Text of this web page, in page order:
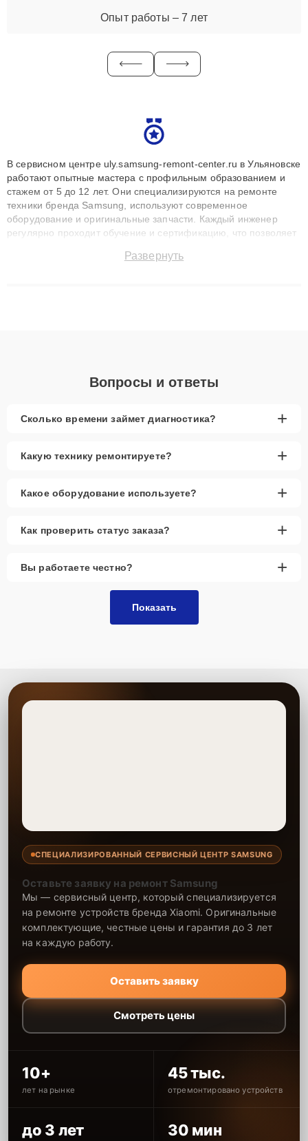
Опыт работы – 7 лет
В сервисном центре uly.samsung-remont-center.ru в Ульяновске
работают опытные мастера с профильным образованием и
стажем от 5 до 12 лет. Они специализируются на ремонте
техники бренда Samsung, используют современное
оборудование и оригинальные запчасти. Каждый инженер
регулярно проходит обучение и сертификацию, что позволяет
технику с сохранением гарантии до 3 лет. Наши мастера
Развернуть
Вопросы и ответы
Сколько времени займет диагностика? +
Какую технику ремонтируете? +
Какое оборудование используете? +
Как проверить статус заказа? +
Вы работаете честно? +
Показать
СПЕЦИАЛИЗИРОВАННЫЙ СЕРВИСНЫЙ ЦЕНТР SAMSUNG
Оставьте заявку на ремонт Samsung
Мы — сервисный центр, который специализируется
на ремонте устройств бренда Xiaomi. Оригинальные
комплектующие, честные цены и гарантия до 3 лет
на каждую работу.
Оставить заявку
Смотреть цены
10+
лет на рынке
45 тыс.
отремонтировано устройств
до 3 лет 30 мин